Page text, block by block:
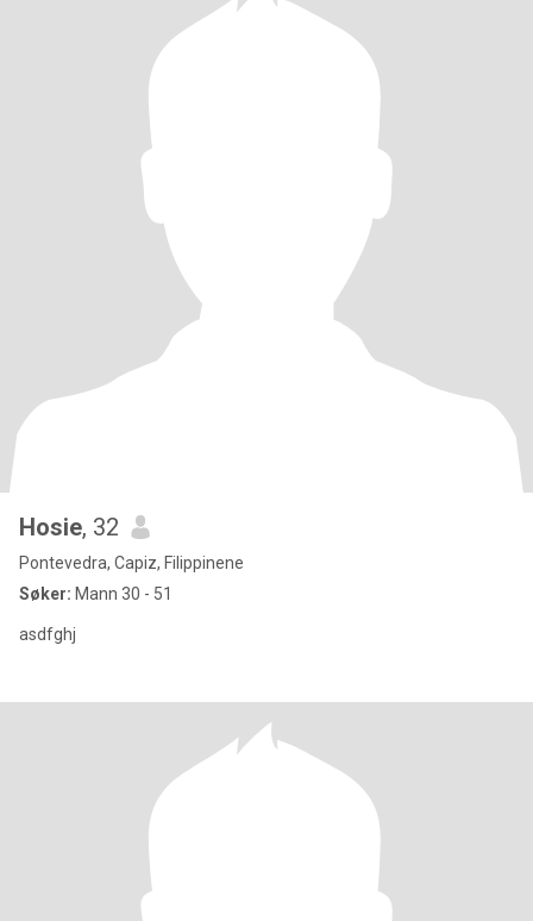
Hosie, 32
Pontevedra, Capiz, Filippinene
Søker: Mann 30 - 51
asdfghj